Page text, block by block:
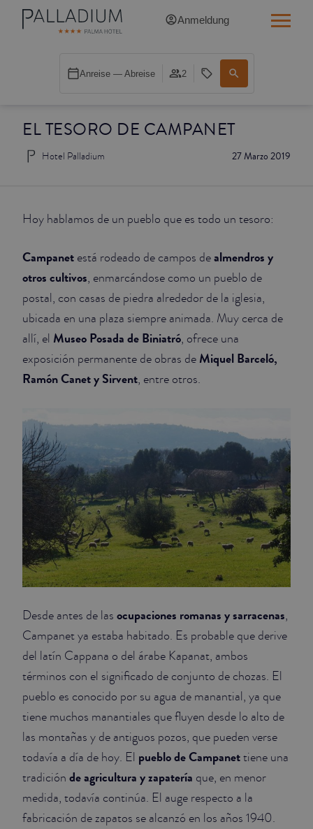
EL TESORO DE CAMPANET
27 Marzo 2019
Hotel Palladium
Hoy hablamos de un pueblo que es todo un tesoro:
Campanet está rodeado de campos dealmendros y
otros cultivos, enmarcándose como un pueblo de
postal, con casas de piedra alrededor de la iglesia,
ubicada en una plaza siempre animada. Muy cerca de
allí, el Museo Posada de Biniatró, ofrece una
exposición permanente de obras de Miquel Barceló,
Ramón Canet y Sirvent, entre otros.
Desde antes de las ocupaciones romanas y sarracenas,
Campanet ya estaba habitado. Es probable que derive
del latín Cappana o del árabe Kapanat, ambos
términos con el significado de conjunto de chozas. El
pueblo es conocido por su agua de manantial, ya que
tiene muchos manantiales que fluyen desde lo alto de
las montañas y de antiguos pozos, que pueden verse
todavía a día de hoy. El pueblo de Campanettiene una
tradición de agricultura y zapatería que, en menor
medida, todavía continúa. El auge respecto a la
fabricación de zapatos se alcanzó en los años 1940.
Anmeldung
Anreise — Abreise 2
SINGLE BALCONY CATHEDRAL
DOUBLE RED
DOUBLE INN CATHEDRAL
SUPERIOR
JUNIOR SUITES
SUITE